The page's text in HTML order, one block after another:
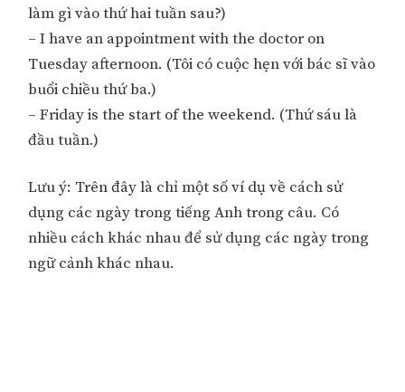
làm gì vào thứ hai tuần sau?)
– I have an appointment with the doctor on
Tuesday afternoon. (Tôi có cuộc hẹn với bác sĩ vào
buổi chiều thứ ba.)
– Friday is the start of the weekend. (Thứ sáu là
đầu tuần.)
Lưu ý: Trên đây là chỉ một số ví dụ về cách sử
dụng các ngày trong tiếng Anh trong câu. Có
nhiều cách khác nhau để sử dụng các ngày trong
ngữ cảnh khác nhau.